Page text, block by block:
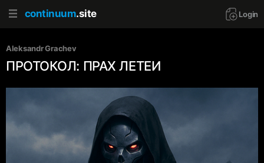
continuum.site Login
Aleksandr Grachev
ПРОТОКОЛ: ПРАХ ЛЕТЕИ